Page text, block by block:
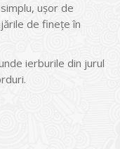
uşor de
de fineţe în
ierburile din jurul